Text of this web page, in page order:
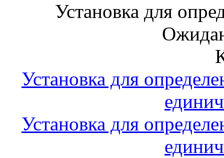
Установка для
Установка для
Установка для